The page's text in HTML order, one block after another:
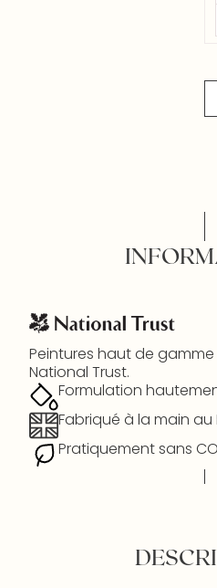
Peintures haut de
National Trust.
Formulation
Fabriqué à la main au
Pratiquement sans